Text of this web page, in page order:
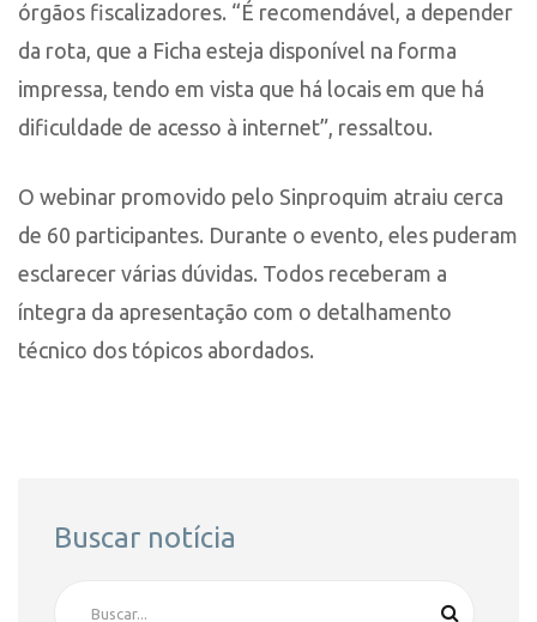
órgãos fiscalizadores. “É recomendável, a depender
da rota, que a Ficha esteja disponível na forma
impressa, tendo em vista que há locais em que há
dificuldade de acesso à internet”, ressaltou.
O webinar promovido pelo Sinproquim atraiu cerca
de 60 participantes. Durante o evento, eles puderam
esclarecer várias dúvidas. Todos receberam a
íntegra da apresentação com o detalhamento
técnico dos tópicos abordados.
Buscar notícia